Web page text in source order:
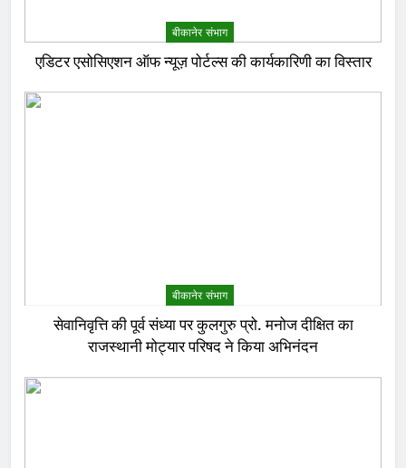
बीकानेर संभाग
एडिटर एसोसिएशन ऑफ न्यूज़ पोर्टल्स की कार्यकारिणी का विस्तार
बीकानेर संभाग
सेवानिवृत्ति की पूर्व संध्या पर कुलगुरु प्रो. मनोज दीक्षित का
राजस्थानी मोट्यार परिषद ने किया अभिनंदन